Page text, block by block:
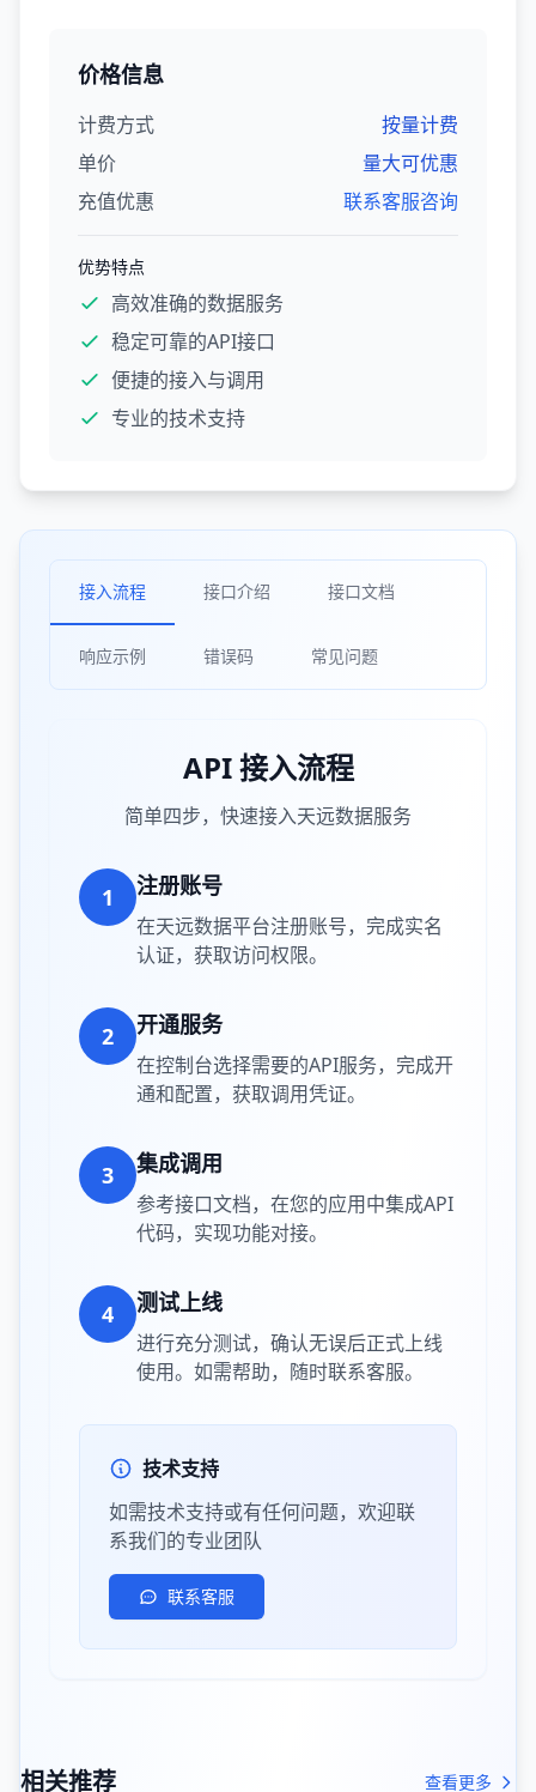
价格信息
计费方式
按量计费
单价
量大可优惠
充值优惠
联系客服咨询
优势特点
高效准确的数据服务
稳定可靠的API接口
便捷的接入与调用
专业的技术支持
接入流程 接口介绍 接口文档
响应示例 错误码 常见问题
API 接入流程
简单四步，快速接入天远数据服务
1 注册账号
在天远数据平台注册账号，完成实名
认证，获取访问权限。
2 开通服务
在控制台选择需要的API服务，完成开
通和配置，获取调用凭证。
3 集成调用
参考接口文档，在您的应用中集成API
代码，实现功能对接。
4 测试上线
进行充分测试，确认无误后正式上线
使用。如需帮助，随时联系客服。
技术支持
如需技术支持或有任何问题，欢迎联
系我们的专业团队
联系客服
相关推荐 查看更多